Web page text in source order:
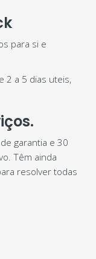
para si e
2 a 5 dias uteis,
garantia e 30
Têm ainda
resolver todas